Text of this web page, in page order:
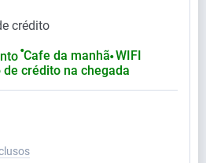
crédito
⬤Cafe da manhã ⬤ WIFI
crédito na chegada